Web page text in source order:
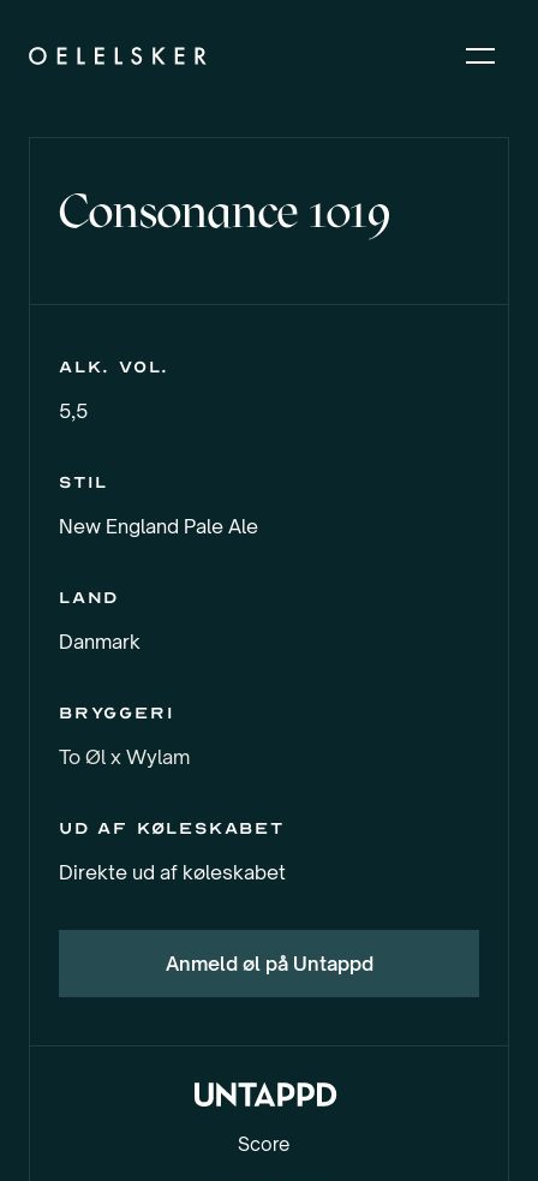
Consonance 1019
Alk. vol.
5,5
Stil
New England Pale Ale
Land
Danmark
Bryggeri
To Øl x Wylam
Ud af køleskabet
Direkte ud af køleskabet
Anmeld øl på Untappd
Score